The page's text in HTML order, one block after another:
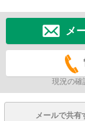
メ
現況の確
メールで共有